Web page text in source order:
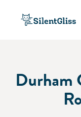
Durham